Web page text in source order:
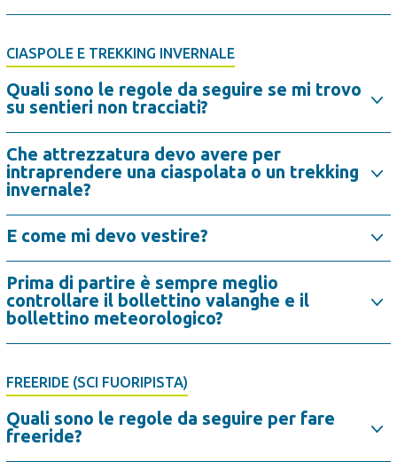
CIASPOLE E TREKKING INVERNALE
Quali sono le regole da seguire se mi trovo
su sentieri non tracciati?
Che attrezzatura devo avere per
intraprendere una ciaspolata o un trekking
invernale?
E come mi devo vestire?
Prima di partire è sempre meglio
controllare il bollettino valanghe e il
bollettino meteorologico?
FREERIDE (SCI FUORIPISTA)
Quali sono le regole da seguire per fare
freeride?